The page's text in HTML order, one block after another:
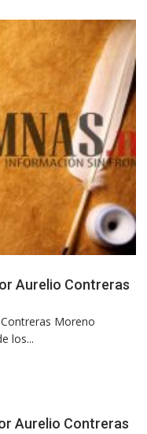
Aurelio Contreras
Moreno
los...
Aurelio Contreras